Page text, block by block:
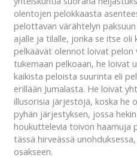
olentojen pelokkaasta
pelottavan värähtelyn
ajalle ja tilalle, jonka se itse oli
pelkäävät olennot loivat pelon
tukemaan pelkoaan, he loivat
kaikista peloista suurinta eli
erillään Jumalasta. He loivat
illusorisia järjestöjä, koska he
pyhän järjestyksen, jossa
houkuttelevia toivon haamuja
tässä hirveässä
osakseen.